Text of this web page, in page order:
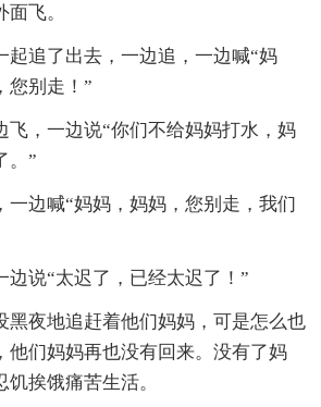
飞。
起追了出去，一边追，一边喊“妈
您别走！”
飞，一边说“你们不给妈妈打水，妈
。”
一边喊“妈妈，妈妈，您别走，我们
边说“太迟了，已经太迟了！”
黑夜地追赶着他们妈妈，可是怎么也
他们妈妈再也没有回来。没有了妈
挨饿痛苦生活。